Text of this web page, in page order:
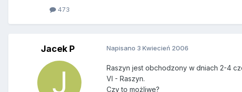
473
Jacek P Napisano 3 Kwiecień 2006
Raszyn jest obchodzony w dniach 2-4
VI - Raszyn.
Czy to możliwe?